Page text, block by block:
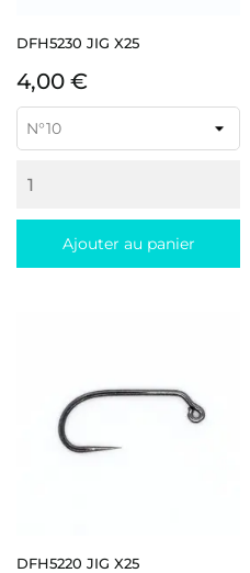
DFH5230 JIG X25
Prix
4,00 €
Ajouter au panier
DFH5220 JIG X25